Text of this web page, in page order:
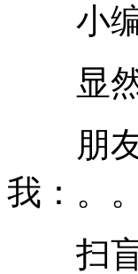
小编
显然
朋友
我：。
扫盲